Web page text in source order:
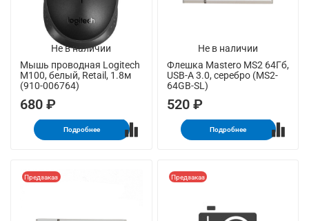
Не в наличии
Мышь проводная Logitech
M100, белый, Retail, 1.8м
(910-006764)
680 ₽
Подробнее
Не в наличии
Флешка Mastero MS2 64Гб,
USB-A 3.0, серебро (MS2-
64GB-SL)
520 ₽
Подробнее
Предзаказ Предзаказ